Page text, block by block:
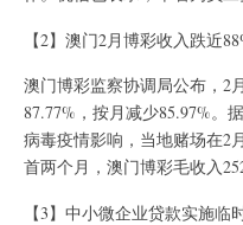
【2】澳门2月博彩收入跌近
澳门博彩监察协调局公布，2
87.77%，按月减少85.97%。
病毒疫情影响，当地赌场在2
首两个月，澳门博彩毛收入
【3】中小微企业贷款实施临